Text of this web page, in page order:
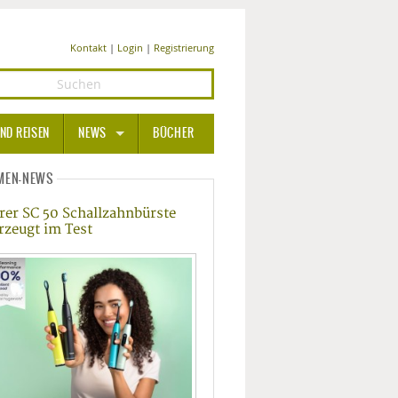
Kontakt| Login | Registrierung
REISEN NEWS
MEDIZIN UND PHARMA
ERNÄHRUNG
BEAUTY UND PFLEGE
SPORT UND FITNESS
WELLNESS UND REISEN
BÜCHER
NEWS
SC 50 Schallzahnbürste
im Test